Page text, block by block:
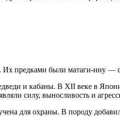
предками были матаги-ину —
и кабаны. В XII веке в
силу, выносливость и
для охраны. В породу